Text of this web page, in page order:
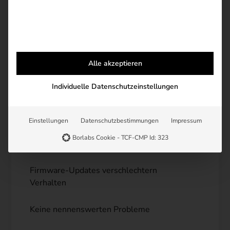
Fährt außerhalb der Mähfläche
Probleme mit Beacons
App-Probleme
Kamera funktioniert nicht zuverlässig
Firmware-Updates verschlechtern
Verhalten
Keine nennenswerten Probleme
Alle akzeptieren
Individuelle Datenschutzeinstellungen
Einstellungen Datenschutzbestimmungen Impressum
Borlabs Cookie - TCF-CMP Id: 323